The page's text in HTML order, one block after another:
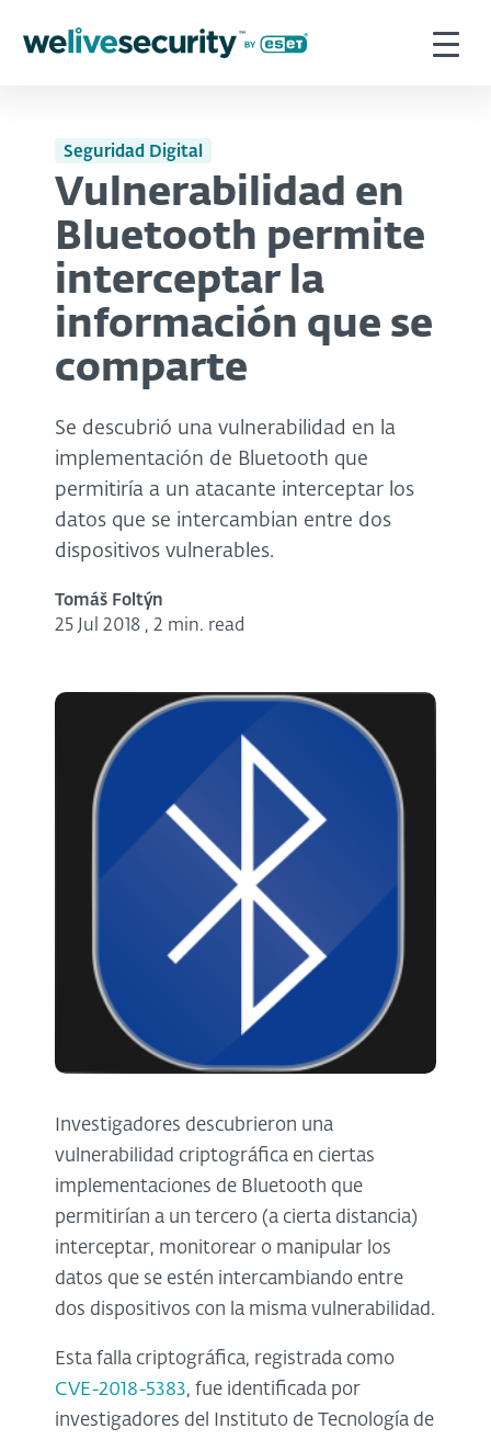
Seguridad Digital
Vulnerabilidad en
Bluetooth permite
interceptar la
información que se
comparte
Se descubrió una vulnerabilidad en la
implementación de Bluetooth que
permitiría a un atacante interceptar los
datos que se intercambian entre dos
dispositivos vulnerables.
Tomáš Foltýn
25 Jul 2018 , 2 min. read
Investigadores descubrieron una
vulnerabilidad criptográfica en ciertas
implementaciones de Bluetooth que
permitirían a un tercero (a cierta distancia)
interceptar, monitorear o manipular los
datos que se estén intercambiando entre
dos dispositivos con la misma vulnerabilidad.
Esta falla criptográfica, registrada como
CVE-2018-5383, fue identificada por
investigadores del Instituto de Tecnología de